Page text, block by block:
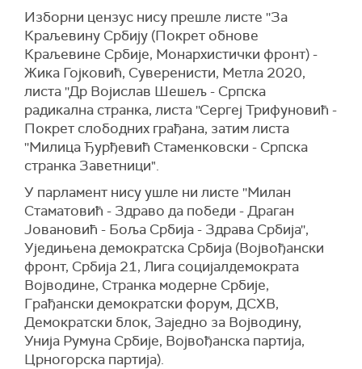
Изборни цензус нису прешле листе ''За
Краљевину Србију (Покрет обнове
Краљевине Србије, Монархистички фронт) -
Жика Гојковић, Суверенисти, Метла 2020,
листа ''Др Војислав Шешељ - Српска
радикална странка, листа ''Сергеј Трифуновић -
Покрет слободних грађана, затим листа
''Милица Ђурђевић Стаменковски - Српска
странка Заветници".
У парламент нису ушле ни листе ''Милан
Стаматовић - Здраво да победи - Драган
Јовановић - Боља Србија - Здрава Србија'',
Уједињена демократска Србија (Војвођански
фронт, Србија 21, Лига социјалдемократа
Војводине, Странка модерне Србије,
Грађански демократски форум, ДСХВ,
Демократски блок, Заједно за Војводину,
Унија Румуна Србије, Војвођанска партија,
Црногорска партија).